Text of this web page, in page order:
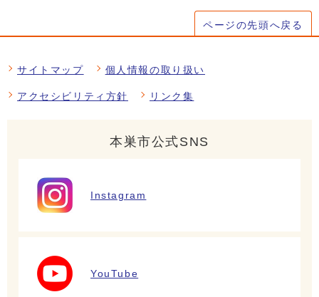
ページの先頭へ戻る
サイトマップ 個人情報の取り扱い
アクセシビリティ方針 リンク集
本巣市公式SNS
Instagram
YouTube